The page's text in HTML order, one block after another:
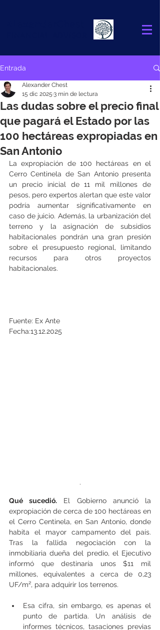
Entrada
Las dudas sobre el precio final
que pagará el Estado por las
100 hectáreas expropiadas en
San Antonio
Alexander Chest
15 dic 2025 3 min de lectura
La expropiación de 100 hectáreas en el
Cerro Centinela de San Antonio presenta
un precio inicial de 11 mil millones de
pesos, pero expertos alertan que este valor
podría aumentar significativamente en
caso de juicio. Además, la urbanización del
terreno y la asignación de subsidios
habitacionales pondrán una gran presión
sobre el presupuesto regional, limitando
recursos para otros proyectos
habitacionales.
Fuente: Ex Ante
Fecha:13.12.2025
.
Qué sucedió. El Gobierno anunció la
expropiación de cerca de 100 hectáreas en
el Cerro Centinela, en San Antonio, donde
habita el mayor campamento del país.
Tras la fallida negociación con la
inmobiliaria dueña del predio, el Ejecutivo
informó que destinaría unos $11 mil
millones, equivalentes a cerca de 0,23
UF/m², para adquirir los terrenos.
Esa cifra, sin embargo, es apenas el
punto de partida. Un análisis de
informes técnicos, tasaciones previas